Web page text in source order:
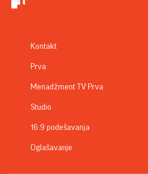
Kontakt
Prva
Menadžment TV Prva
Studio
16:9 podešavanja
Oglašavanje